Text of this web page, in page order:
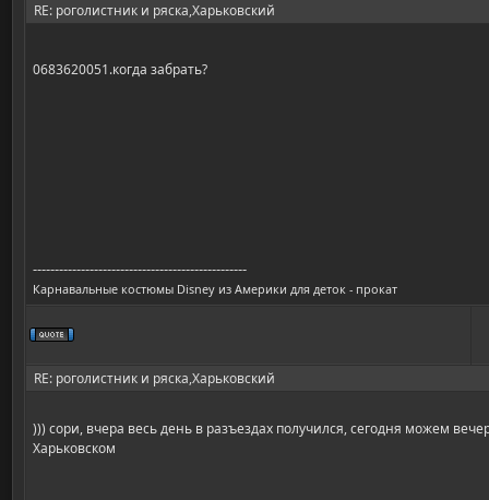
RE: роголистник и ряска,Харьковский
0683620051.когда забрать?
-------------------------------------------------
Карнавальные костюмы Disney из Америки для деток - прокат
RE: роголистник и ряска,Харьковский
))) сори, вчера весь день в разъездах получился, сегодня можем
Харьковском